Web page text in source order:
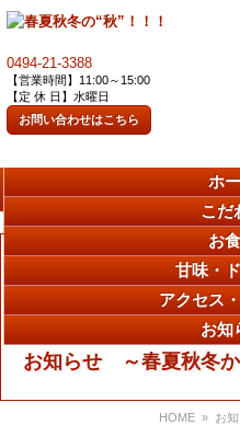
0494-21-3388
【営業時間】11:00～15:00
【定 休 日】水曜日
お問い合わせはこちら
ホ
こだ
お
甘味・
アクセス
お知
お知らせ ～春夏秋冬か
HOME » お